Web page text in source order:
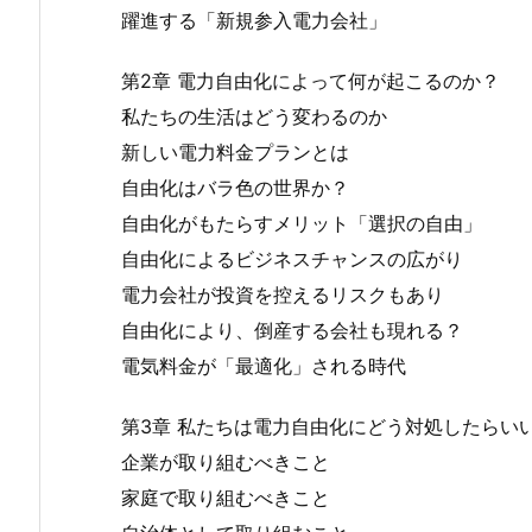
躍進する「新規参入電力会社」
第2章 電力自由化によって何が起こるのか？
私たちの生活はどう変わるのか
新しい電力料金プランとは
自由化はバラ色の世界か？
自由化がもたらすメリット「選択の自由」
自由化によるビジネスチャンスの広がり
電力会社が投資を控えるリスクもあり
自由化により、倒産する会社も現れる？
電気料金が「最適化」される時代
第3章 私たちは電力自由化にどう対処したらい
企業が取り組むべきこと
家庭で取り組むべきこと